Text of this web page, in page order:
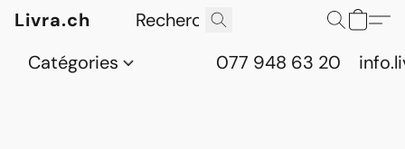
Livra.ch
Catégories
077 948 63 20